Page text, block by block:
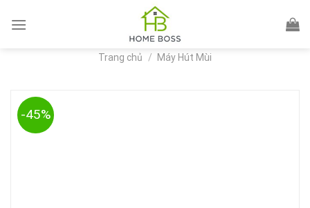
Trang chủ / Máy Hút Mùi
-45%